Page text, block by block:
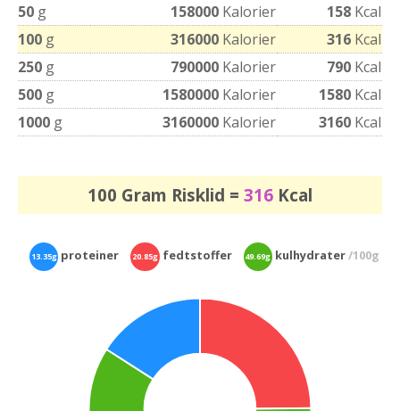
50 g 158000 Kalorier 158 Kcal
100 g 316000 Kalorier 316 Kcal
250 g 790000 Kalorier 790 Kcal
500 g 1580000 Kalorier 1580 Kcal
1000 g 3160000 Kalorier 3160 Kcal
100 Gram Risklid = 316 Kcal
13.35g proteiner 20.85gfedtstoffer 49.69gkulhydrater/100g